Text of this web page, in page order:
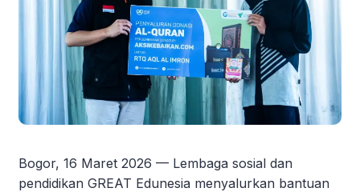
Bogor, 16 Maret 2026 — Lembaga sosial dan
pendidikan GREAT Edunesia menyalurkan bantuan